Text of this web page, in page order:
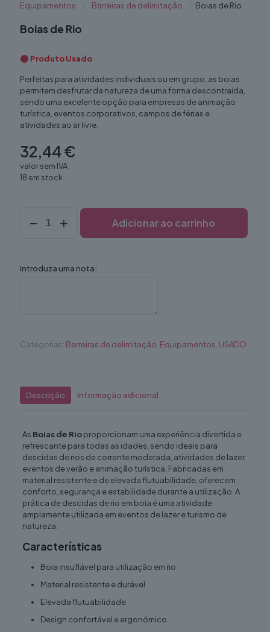
Equipamentos Barreiras de delimitação Boias de Rio
Boias de Rio
Produto Usado
Perfeitas para atividades individuais ou em grupo, as boias
permitem desfrutar da natureza de uma forma descontraída,
sendo uma excelente opção para empresas de animação
turística, eventos corporativos, campos de férias e
atividades ao ar livre.
32,44€
valor sem IVA
18 em stock
Adicionar ao carrinho
Introduza uma nota:
Categorias: Barreiras de delimitação, Equipamentos, USADO
Descrição Informação adicional
As Boias de Rioproporcionam uma experiência divertida e
refrescante para todas as idades, sendo ideais para
descidas de rios de corrente moderada, atividades de lazer,
eventos de verão e animação turística. Fabricadas em
material resistente e de elevada flutuabilidade, oferecem
conforto, segurança e estabilidade durante a utilização. A
prática de descidas de rio em boia é uma atividade
amplamente utilizada em eventos de lazer e turismo de
natureza.
Características
Boia insuflável para utilização em rio
Material resistente e durável
Elevada flutuabilidade
Design confortável e ergonómico